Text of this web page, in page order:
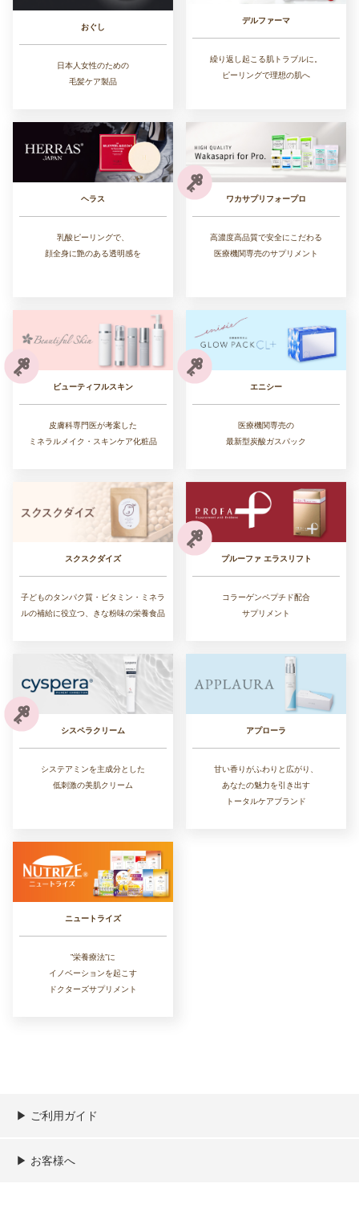
おぐし
日本人女性のための
毛髪ケア製品
デルファーマ
繰り返し起こる肌トラブルに。
ピーリングで理想の肌へ
ヘラス
乳酸ピーリングで、
顔全身に艶のある透明感を
ワカサプリフォープロ
高濃度高品質で安全にこだわる
医療機関専売のサプリメント
ビューティフルスキン
皮膚科専門医が考案した
ミネラルメイク・スキンケア化粧品
エニシー
医療機関専売の
最新型炭酸ガスパック
スクスクダイズ
子どものタンパク質・ビタミン・ミネラ
ルの補給に役立つ、きな粉味の栄養食品
プルーファ エラスリフト
コラーゲンペプチド配合
サプリメント
シスペラクリーム
システアミンを主成分とした
低刺激の美肌クリーム
アプローラ
甘い香りがふわりと広がり、
あなたの魅力を引き出す
トータルケアブランド
ニュートライズ
”栄養療法”に
イノベーションを起こす
ドクターズサプリメント
▶︎ ご利用ガイド
ご利用ガイド
決済／配送／送料について
取り扱い商品一覧
顧客情報の取扱について
特定商取引法の表記
▶︎ お客様へ